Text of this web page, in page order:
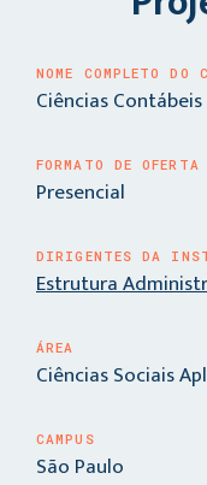
NOME COMPLETO DO
Ciências Contábeis
FORMATO DE OFERTA
Presencial
DIRIGENTES DA
Estrutura
ÁREA
Ciências Sociais
CAMPUS
São Paulo